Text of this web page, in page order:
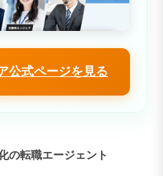
公式ページを見る
の転職エージェント